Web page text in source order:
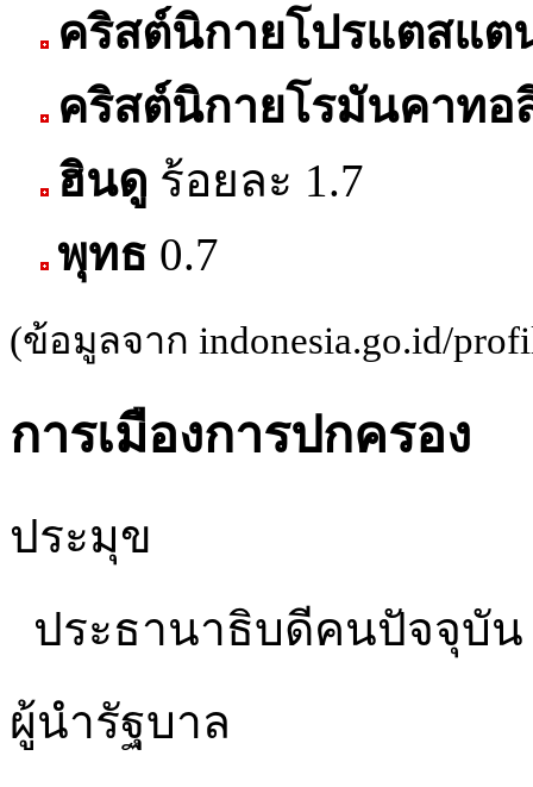
คริสต์นิกายโปรแตสแ
คริสต์นิกายโรมันคาทอ
ฮินดู ร้อยละ 1.7
พุทธ 0.7
(ข้อมูลจาก indonesia.go.id/
การเมืองการปกครอง
ประมุข
ประธานาธิบดีคนปัจจุบัน
ผู้นำรัฐบาล